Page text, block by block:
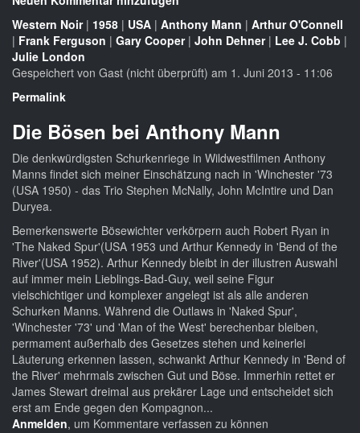
Western Noir| 1958 | USA | Anthony Mann | Arthur O'Connell
| Frank Ferguson | Gary Cooper| John Dehner| Lee J. Cobb |
Julie London
Gespeichert von Gast (nicht überprüft) am 1. Juni 2013 - 11:06
Permalink
Die Bösen bei Anthony Mann
Die denkwürdigsten Schurkenriege in Wildwestfilmen Anthony
Manns findet sich meiner Einschätzung nach in 'Winchester '73
(USA 1950) - das Trio Stephen McNally, John McIntire und Dan
Duryea.
Bemerkenswerte Bösewichter verkörpern auch Robert Ryan in
'The Naked Spur'(USA 1953 und Arthur Kennedy in 'Bend of the
River'(USA 1952). Arthur Kennedy bleibt in der illustren Auswahl
auf immer mein Lieblings-Bad-Guy, weil seine Figur
vielschichtiger und komplexer angelegt ist als alle anderen
Schurken Manns. Während die Outlaws in 'Naked Spur',
'Winchester '73' und 'Man of the West' berechenbar bleiben,
permament außerhalb des Gesetzes stehen und keinerlei
Läuterung erkennen lassen, schwankt Arthur Kennedy in 'Bend of
the River' mehrmals zwischen Gut und Böse. Immerhin rettet er
James Stewart dreimal aus prekärer Lage und entscheidet sich
erst am Ende gegen den Kompagnon...
Anmelden, um Kommentare verfassen zu können